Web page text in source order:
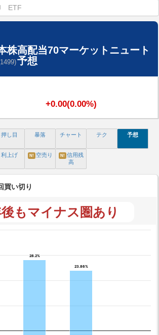
株高配当70マーケットニュート
予想
+0.00(0.00%)
押し目 暴落 チャート テク 予想
利上げ N! 空売り N! 信用残
高
買い切り
もマイナス圏あり
28.2%
28.2%
23.86%
23.86%